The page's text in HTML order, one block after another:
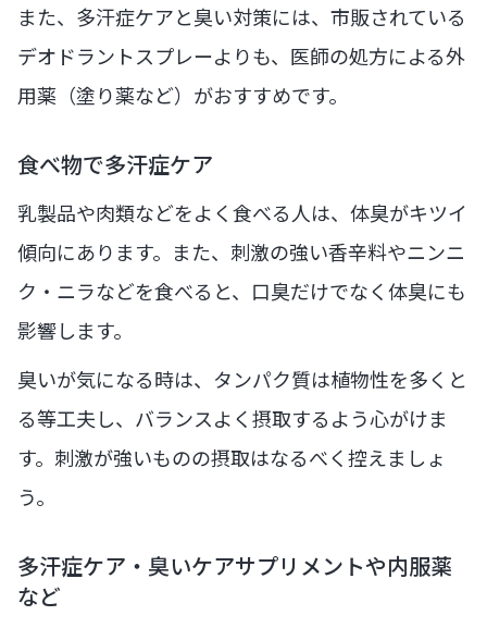
また、多汗症ケアと臭い対策には、市販されている
デオドラントスプレーよりも、医師の処方による外
用薬（塗り薬など）がおすすめです。
食べ物で多汗症ケア
乳製品や肉類などをよく食べる人は、体臭がキツイ
傾向にあります。また、刺激の強い香辛料やニンニ
ク・ニラなどを食べると、口臭だけでなく体臭にも
影響します。
臭いが気になる時は、タンパク質は植物性を多くと
る等工夫し、バランスよく摂取するよう心がけま
す。刺激が強いものの摂取はなるべく控えましょ
う。
多汗症ケア・臭いケアサプリメントや内服薬
など